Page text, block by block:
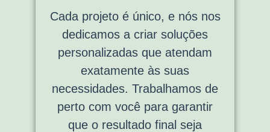
Cada projeto é único, e nós nos
dedicamos a criar soluções
personalizadas que atendam
exatamente às suas
necessidades. Trabalhamos de
perto com você para garantir
que o resultado final seja